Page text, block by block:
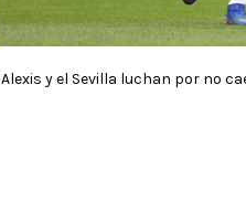
Alexis y el Sevilla luchan por no